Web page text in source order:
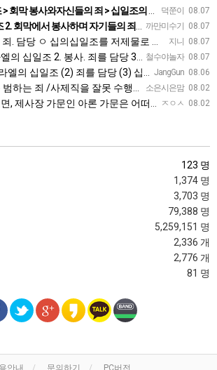
덕쭌이 08.07
들의 죄 > 십일조의 십일조 > 가장 좋은 부분 > 성물을 더럽히지 …
까만미수기 08.07
며 자기들의 죄를 담당 3. 열째 몫. 십일조의 십일조 4. 받은…
지니 08.07
십일조를 저제물로 드림 ㅇ 흠 없고 아름다운것 ㅇ 죄 / 죽음
철수야놀자 08.07
조 2. 봉사. 죄를 담당 3.십일조 4 흠 없이 좋은 것 5.죄. 죽음
JangGun 08.06
(2) 죄를 담당 (3) 십일조의 십일조 (4) 가장 아름다운 것 (5) 성물을 더…
소은시은맘 08.02
직을 잘못 수행한죄 2.진노가 다시는 이스라엘 자손에게 미치지 않는다. 3.모든 …
ㅈㅇㅅ 08.02
인 아론 가문은 어떠한 죄에 대하여 책임을 져야 했습니까? 공동번역으로 살펴보세요.…
123 명
1,374 명
3,703 명
79,388 명
5,259,151 명
2,336 개
2,776 개
81 명
안내 문의하기 PC버전